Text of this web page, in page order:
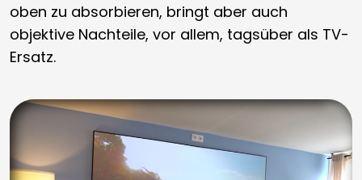
oben zu absorbieren, bringt aber auch
objektive Nachteile, vor allem, tagsüber als TV-
Ersatz.